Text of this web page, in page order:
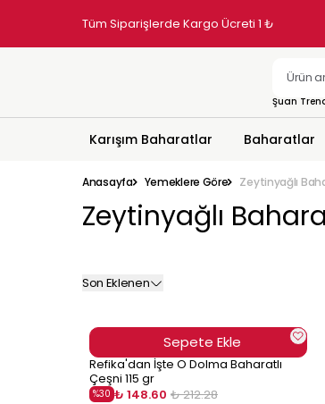
Üyelere Özel Tek Seferlik %10 İndirim
Şuan
Karışım Baharatlar Baharatlar
Anasayfa Yemeklere Göre Zeytinyağlı
Zeytinyağlı
Son Eklenen
Sepete Ekle
Refika'dan İşte O Dolma Baharatlı
Çeşni 115 gr
%30 ₺ 148.60 ₺ 212.28